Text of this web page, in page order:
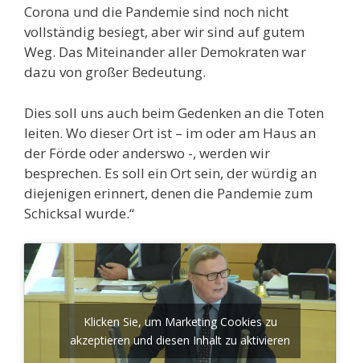
Corona und die Pandemie sind noch nicht
vollständig besiegt, aber wir sind auf gutem
Weg. Das Miteinander aller Demokraten war
dazu von großer Bedeutung.
Dies soll uns auch beim Gedenken an die Toten
leiten. Wo dieser Ort ist – im oder am Haus an
der Förde oder anderswo -, werden wir
besprechen. Es soll ein Ort sein, der würdig an
diejenigen erinnert, denen die Pandemie zum
Schicksal wurde.“
Klicken Sie, um Marketing Cookies zu
akzeptieren und diesen Inhalt zu aktivieren